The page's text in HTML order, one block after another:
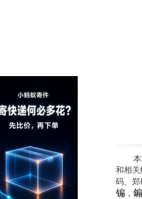
和相
码、郑
䦂 ， 䥇